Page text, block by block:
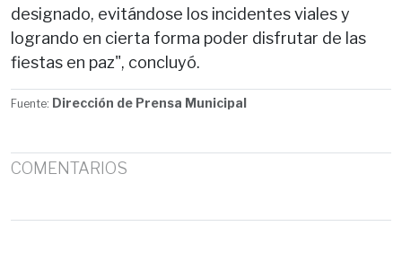
designado, evitándose los incidentes viales y
logrando en cierta forma poder disfrutar de las
fiestas en paz", concluyó.
Fuente: Dirección de Prensa Municipal
COMENTARIOS